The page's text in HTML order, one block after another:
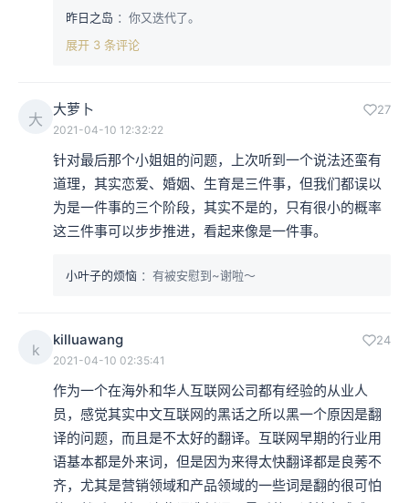
昨日之岛 ：你又迭代了。
展开 3 条评论
大
大萝卜 27
2021-04-10 12:32:22
针对最后那个小姐姐的问题，上次听到一个说法还蛮有
道理，其实恋爱、婚姻、生育是三件事，但我们都误以
为是一件事的三个阶段，其实不是的，只有很小的概率
这三件事可以步步推进，看起来像是一件事。
小叶子的烦恼 ：有被安慰到~谢啦～
k
killuawang 24
2021-04-10 02:35:41
作为一个在海外和华人互联网公司都有经验的从业人
员，感觉其实中文互联网的黑话之所以黑一个原因是翻
译的问题，而且是不太好的翻译。互联网早期的行业用
语基本都是外来词，但是因为来得太快翻译都是良莠不
齐，尤其是营销领域和产品领域的一些词是翻的很可怕